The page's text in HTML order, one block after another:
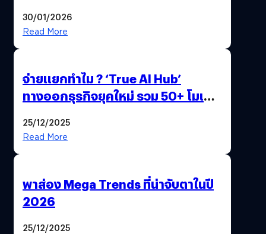
30/01/2026
Read More
จ่ายแยกทำไม ? ‘True AI Hub’
ทางออกธุรกิจยุคใหม่ รวม 50+ โมเดล
25/12/2025
Read More
พาส่อง Mega Trends ที่น่าจับตาในปี
2026
25/12/2025